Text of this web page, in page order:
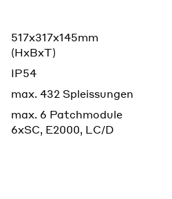
517x317x145mm
(HxBxT)
IP54
max. 432 Spleissungen
max. 6 Patchmodule
6xSC, E2000, LC/D